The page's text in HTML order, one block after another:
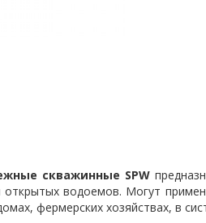
скважинные SPW
водоемов. Могут
фермерских хозяйствах, в